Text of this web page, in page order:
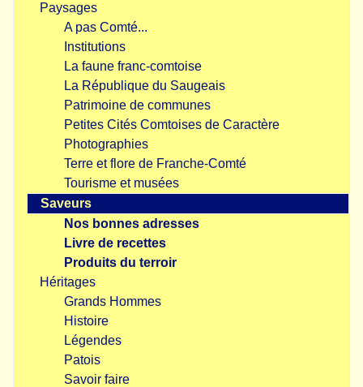
Paysages
A pas Comté...
Institutions
La faune franc-comtoise
La République du Saugeais
Patrimoine de communes
Petites Cités Comtoises de Caractère
Photographies
Terre et flore de Franche-Comté
Tourisme et musées
Saveurs
Nos bonnes adresses
Livre de recettes
Produits du terroir
Héritages
Grands Hommes
Histoire
Légendes
Patois
Savoir faire